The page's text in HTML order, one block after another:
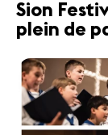
Sion
plein de